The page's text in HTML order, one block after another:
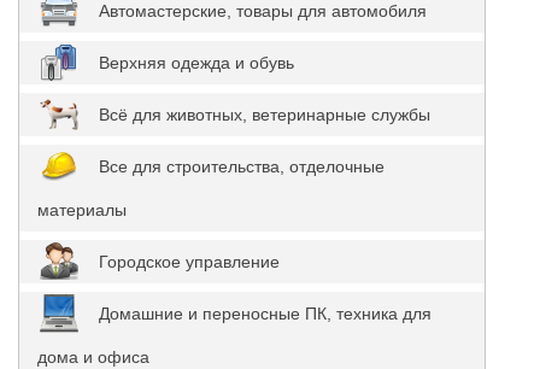
Автомастерские, товары для автомобиля
Верхняя одежда и обувь
Всё для животных, ветеринарные службы
Все для строительства, отделочные
материалы
Городское управление
Домашние и переносные ПК, техника для
дома и офиса